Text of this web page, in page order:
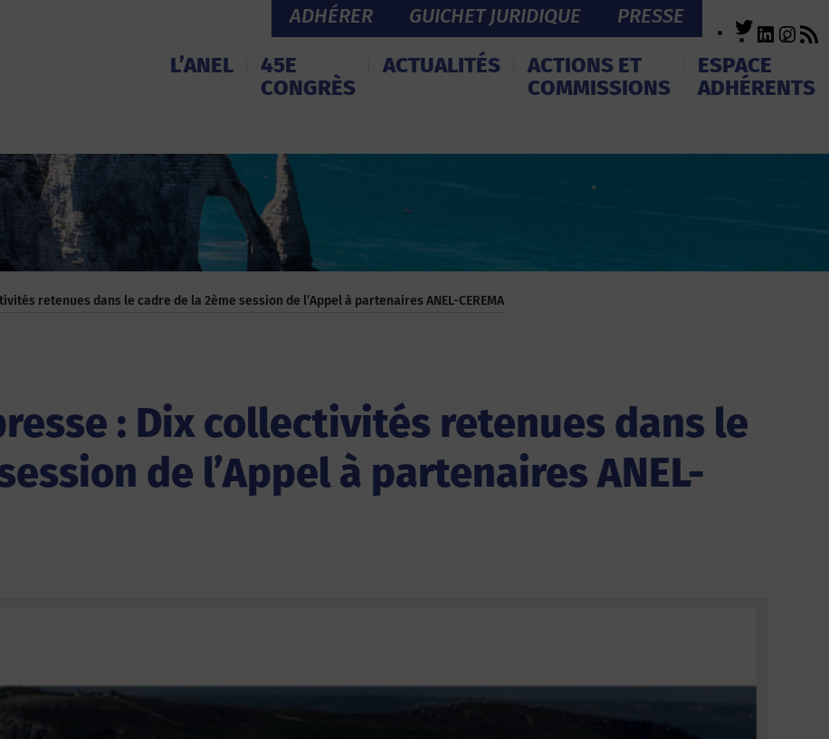
ADHÉRER GUICHET JURIDIQUE PRESSE Twitter
L’ANEL
45E
CONGRÈS
ACTUALITÉS
ACTIONS ET
COMMISSIONS
ESPACE
ADHÉRENTS
retenues dans le cadre de la 2ème session de l’Appel à partenaires ANEL-CEREMA
: Dix collectivités retenues dans le
de l’Appel à partenaires ANEL-